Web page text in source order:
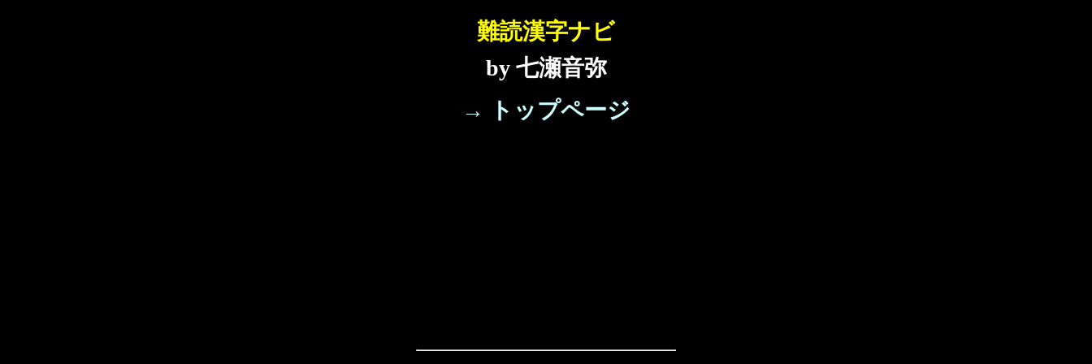
難読漢字ナビ
by 七瀬音弥
→ トップページ